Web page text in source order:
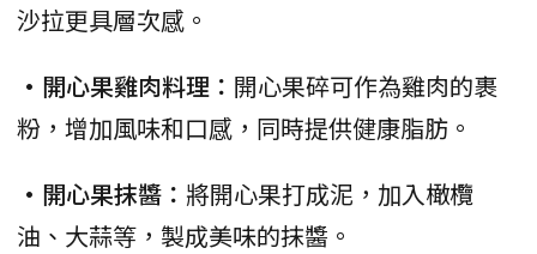
沙拉更具層次感。
•開心果雞肉料理： 開心果碎可作為雞肉的裹
粉，增加風味和口感，同時提供健康脂肪。
•開心果抹醬： 將開心果打成泥，加入橄欖
油、大蒜等，製成美味的抹醬。